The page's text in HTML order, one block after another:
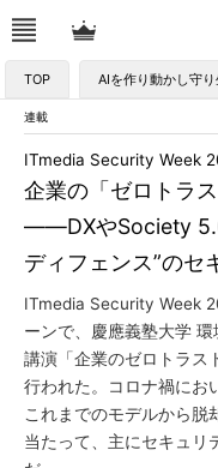
TOP AIを作り動かし守
連載
企業の「ゼロトラ
――DXやSociety
ディフェンス”のセ
ITmedia Security Week
ITmedia Security Week
ーンで、慶應義塾大学
講演「企業のゼロトラス
行われた。コロナ禍にお
これまでのモデルから脱
当たって、主にセキュリ